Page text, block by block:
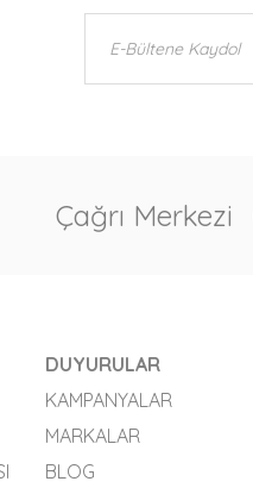
Çağrı Merkezi
DUYURULAR
KAMPANYALAR
MARKALAR
BLOG